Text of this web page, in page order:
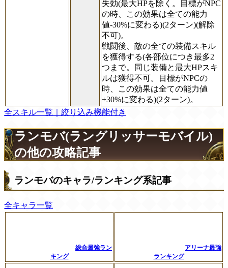
失効(最大HPを除く。目標がNPC
の時、この効果は全ての能力
値-30%に変わる)(2ターン)(解除
不可)。
戦闘後、敵の全ての装備スキル
を獲得する(各部位につき最多2
つまで。同じ装備と最大HPスキ
ルは獲得不可。目標がNPCの
時、この効果は全ての能力値
+30%に変わる)(2ターン)。
全スキル一覧｜絞り込み機能付き
ランモバ(ラングリッサーモバイル)
の他の攻略記事
ランモバのキャラ/ランキング系記事
全キャラ一覧
総合最強ラン
キング
アリーナ最強
ランキング